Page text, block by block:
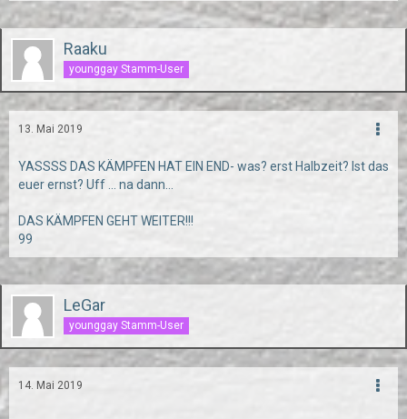
Raaku
younggay Stamm-User
13. Mai 2019
YASSSS DAS KÄMPFEN HAT EIN END- was? erst Halbzeit? Ist das
euer ernst? Uff ... na dann...
DAS KÄMPFEN GEHT WEITER!!!
99
LeGar
younggay Stamm-User
14. Mai 2019